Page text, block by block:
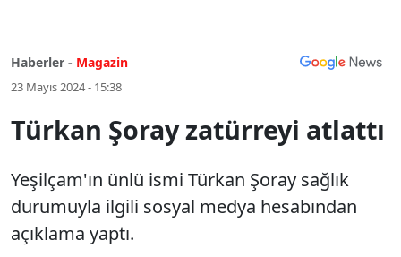
Haberler - Magazin
23 Mayıs 2024 - 15:38
Türkan Şoray zatürreyi atlattı
Yeşilçam'ın ünlü ismi Türkan Şoray sağlık
durumuyla ilgili sosyal medya hesabından
açıklama yaptı.